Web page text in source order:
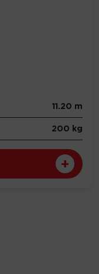
11.20 m
200 kg